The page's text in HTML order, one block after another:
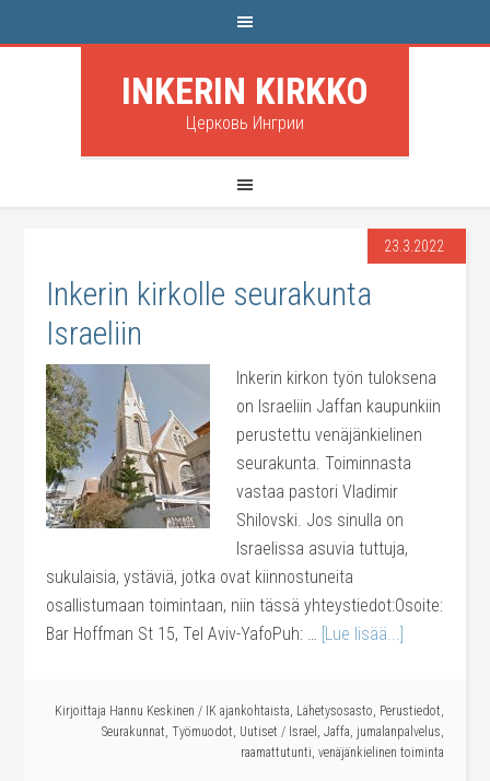
INKERIN KIRKKO
Церковь Ингрии
23.3.2022
Inkerin kirkolle seurakunta
Israeliin
Inkerin kirkon työn tuloksena
on Israeliin Jaffan kaupunkiin
perustettu venäjänkielinen
seurakunta. Toiminnasta
vastaa pastori Vladimir
Shilovski. Jos sinulla on
Israelissa asuvia tuttuja,
sukulaisia, ystäviä, jotka ovat kiinnostuneita
osallistumaan toimintaan, niin tässä yhteystiedot:Osoite:
Bar Hoffman St 15, Tel Aviv-YafoPuh: … [Lue lisää...]
Kirjoittaja Hannu Keskinen / IK ajankohtaista, Lähetysosasto, Perustiedot,
Seurakunnat, Työmuodot, Uutiset / Israel , Jaffa, jumalanpalvelus,
raamattutunti, venäjänkielinen toiminta